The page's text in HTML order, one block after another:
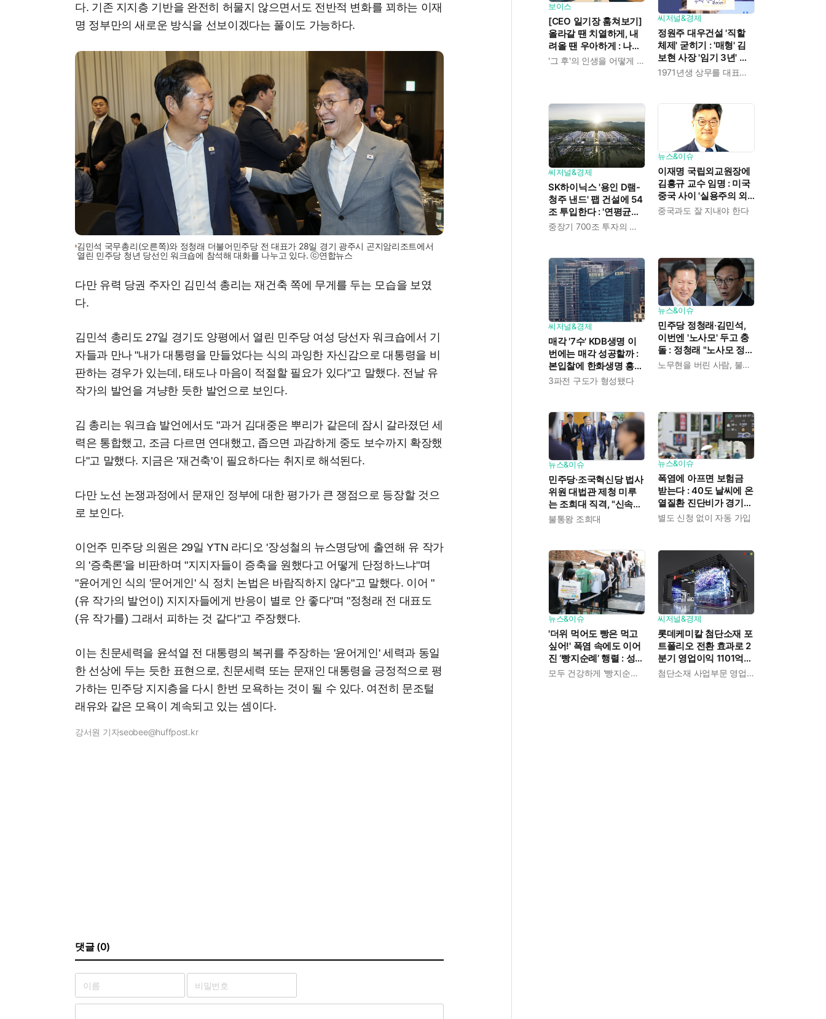
다. 기존 지지층 기반을 완전히 허물지 않으면서도 전반적 변화를 꾀하는 이재
명 정부만의 새로운 방식을 선보이겠다는 풀이도 가능하다.
김민석 국무총리(오른쪽)와 정청래 더불어민주당 전 대표가 28일 경기 광주시 곤지암리조트에서
열린 민주당 청년 당선인 워크숍에 참석해 대화를 나누고 있다. ⓒ연합뉴스
다만 유력 당권 주자인 김민석 총리는 재건축 쪽에 무게를 두는 모습을 보였
다.
김민석 총리도 27일 경기도 양평에서 열린 민주당 여성 당선자 워크숍에서 기
자들과 만나 "내가 대통령을 만들었다는 식의 과잉한 자신감으로 대통령을 비
판하는 경우가 있는데, 태도나 마음이 적절할 필요가 있다"고 말했다. 전날 유
작가의 발언을 겨냥한 듯한 발언으로 보인다.
김 총리는 워크숍 발언에서도 "과거 김대중은 뿌리가 같은데 잠시 갈라졌던 세
력은 통합했고, 조금 다르면 연대했고, 좁으면 과감하게 중도 보수까지 확장했
다"고 말했다. 지금은 '재건축'이 필요하다는 취지로 해석된다.
다만 노선 논쟁과정에서 문재인 정부에 대한 평가가 큰 쟁점으로 등장할 것으
로 보인다.
이언주 민주당 의원은 29일 YTN 라디오 '장성철의 뉴스명당'에 출연해 유 작가
의 '증축론'을 비판하며 "지지자들이 증축을 원했다고 어떻게 단정하느냐"며
"윤어게인 식의 '문어게인' 식 정치 논법은 바람직하지 않다"고 말했다. 이어 "
(유 작가의 발언이) 지지자들에게 반응이 별로 안 좋다"며 "정청래 전 대표도
(유 작가를) 그래서 피하는 것 같다"고 주장했다.
이는 친문세력을 윤석열 전 대통령의 복귀를 주장하는 '윤어게인' 세력과 동일
한 선상에 두는 듯한 표현으로, 친문세력 또는 문재인 대통령을 긍정적으로 평
가하는 민주당 지지층을 다시 한번 모욕하는 것이 될 수 있다. 여전히 문조털
래유와 같은 모욕이 계속되고 있는 셈이다.
강서원 기자seobee@huffpost.kr
댓글 (0)
보이스
[CEO 일기장 훔쳐보기]
올라갈 땐 치열하게, 내
려올 땐 우아하게 : 나만
의 커리어 설계법
'그 후'의 인생을 어떻게 살 것인가
씨저널&경제
정원주 대우건설 '직할
체제' 굳히기 : '매형' 김
보현 사장 '임기 3년' 받
고 4개월 만에 물러났다
1971년생 상무를 대표이사로 발탁
씨저널&경제
SK하이닉스 '용인 D램-
청주 낸드' 팹 건설에 54
조 투입한다 : '연평균
19% 성장' 메모리 수요중장기 700조 투자의 단계적 이행
뉴스&이슈
이재명 국립외교원장에
김흥규 교수 임명 : 미국
중국 사이 '실용주의 외
교론' 강조한 인물이다
중국과도 잘 지내야 한다
씨저널&경제
매각 '7수' KDB생명 이
번에는 매각 성공할까 :
본입찰에 한화생명 흥국
생명 한국금융지주 최종
3파전 구도가 형성됐다
뉴스&이슈
민주당 정청래·김민석,
이번엔 '노사모' 두고 충
돌 : 정청래 "노사모 정신
으로 승리" vs 김민석 측노무현을 버린 사람, 불편하겠지
뉴스&이슈
민주당·조국혁신당 법사
위원 대법관 제청 미루
는 조희대 직격, "신속한
재판 약속도 저버려"
불통왕 조희대
뉴스&이슈
폭염에 아프면 보험금
받는다 : 40도 날씨에 온
열질환 진단비가 경기도
민에게 주어진다
별도 신청 없이 자동 가입
뉴스&이슈
'더위 먹어도 빵은 먹고
싶어!' 폭염 속에도 이어
진 ‘빵지순례’ 행렬 : 성심
당이 대기 손님 위해 준모두 건강하게 '빵지순례' 마치시길.
씨저널&경제
롯데케미칼 첨단소재 포
트폴리오 전환 효과로 2
분기 영업이익 1101억
흑자전환 : 대산·여수 사첨단소재 사업부문 영업이익 1325억 원